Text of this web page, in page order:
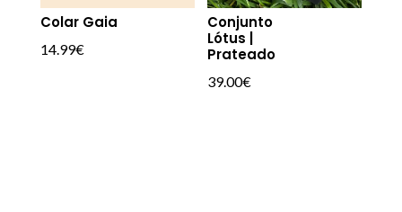
Colar Gaia
14.99€
Conjunto
Lótus |
Prateado
39.00€